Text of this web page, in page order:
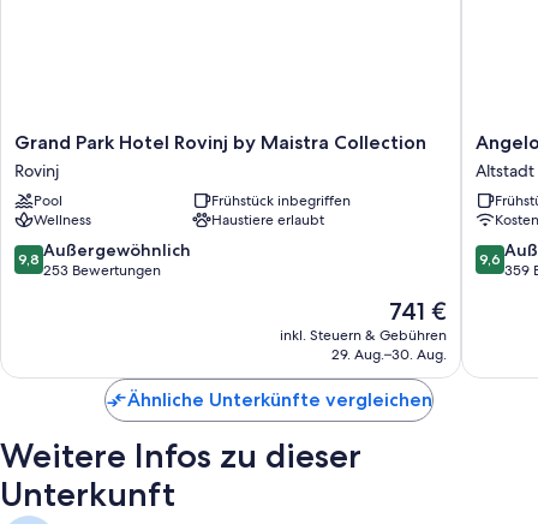
Grand
Park
Hotel
Rovinj
by
Maistra
Collection
Grand Park Hotel Rovinj by Maistra Collection
Rovinj
Pool
Frühstück inbegriffen
Wellness
Haustiere erlaubt
9.8
von
9,8 Außergewöhnlich
253 Bewertungen
Der
Preis
beträgt
741 €
inkl. Steuern & Gebühren
29. Aug.–30. Aug.
Angelo
d'Oro
Hotel
Altstadt
Rovinj
Altstadt
9.6
von
9,6
359
Ähnliche Unterkünfte vergleichen
Weitere Infos zu dieser
Unterkunft